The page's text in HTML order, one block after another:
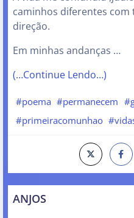
caminhos diferentes
direção.
Em minhas andanças …
(…Continue Lendo…)
#poema #permanecem
#primeiracomunhao
ANJOS